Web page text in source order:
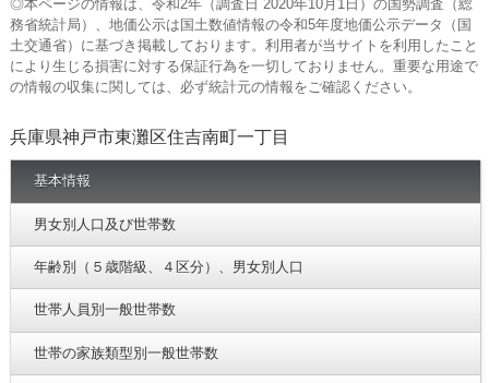
◎本ページの情報は、令和2年（調査日 2020年10月1日）の国勢調査（総
務省統計局）、地価公示は国土数値情報の令和5年度地価公示データ（国
土交通省）に基づき掲載しております。利用者が当サイトを利用したこと
により生じる損害に対する保証行為を一切しておりません。重要な用途で
の情報の収集に関しては、必ず統計元の情報をご確認ください。
兵庫県神戸市東灘区住吉南町一丁目
基本情報
男女別人口及び世帯数
年齢別（５歳階級、４区分）、男女別人口
世帯人員別一般世帯数
世帯の家族類型別一般世帯数